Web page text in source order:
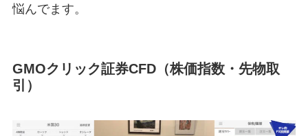
悩んでます。
GMOクリック証券CFD（株価指数・先物取
引）